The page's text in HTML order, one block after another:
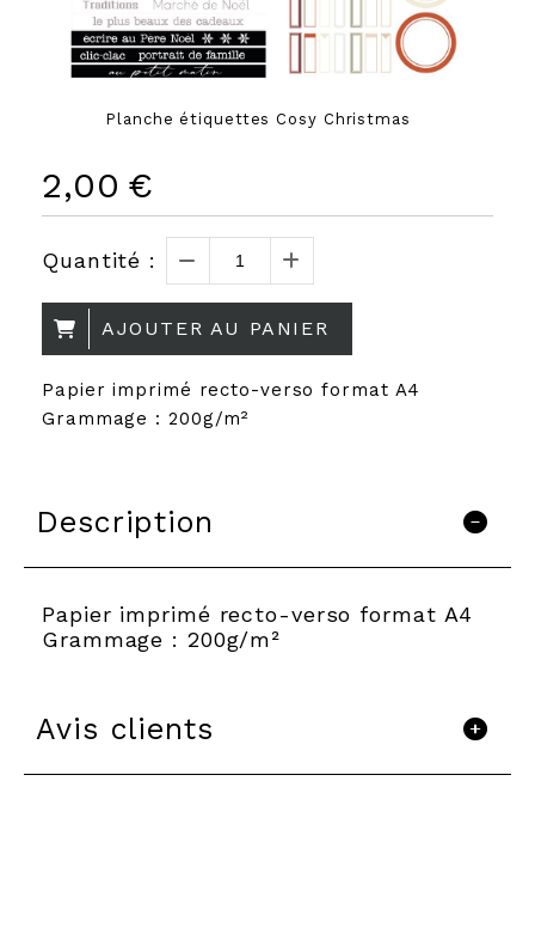
Planche étiquettes Cosy Christmas
2,00 €
Quantité :
AJOUTER AU PANIER
Papier imprimé recto-verso format A4
Grammage : 200g/m²
Description
Papier imprimé recto-verso format A4
Grammage : 200g/m²
Avis clients